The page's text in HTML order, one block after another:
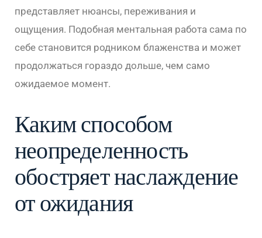
представляет нюансы, переживания и
ощущения. Подобная ментальная работа сама по
себе становится родником блаженства и может
продолжаться гораздо дольше, чем само
ожидаемое момент.
Каким способом
неопределенность
обостряет наслаждение
от ожидания